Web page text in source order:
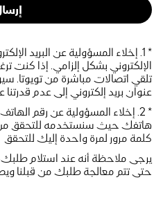
* 1. إخلاء المسؤولية عن البريد
الإلكتروني بشكل إلزامي. إذا
تلقي اتصالات مباشرة من تويوتا.
عنوان بريد إلكتروني إلى عدم
* 2. إخلاء المسؤولية عن رقم
هاتفك حيث سنستخدمه للتحقق
كلمة مرور لمرة واحدة إليك للتحقق
يرجى ملاحظة أنه عند استلام
حتى تتم معالجة طلبك من قبلنا